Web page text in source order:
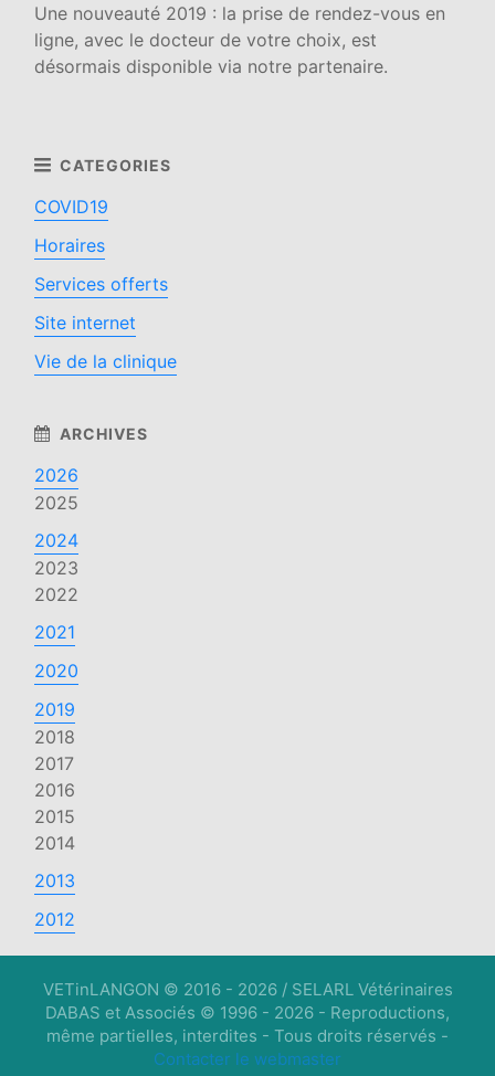
Une nouveauté 2019 : la prise de rendez-vous en
ligne, avec le docteur de votre choix, est
désormais disponible via notre partenaire.
COVID19
Horaires
Services offerts
Site internet
Vie de la clinique
2026
2025
2024
2023
2022
2021
2020
2019
2018
2017
2016
2015
2014
2013
2012
VETinLANGON © 2016 - 2026 / SELARL Vétérinaires
DABAS et Associés © 1996 - 2026 - Reproductions,
même partielles, interdites - Tous droits réservés -
Contacter le webmaster